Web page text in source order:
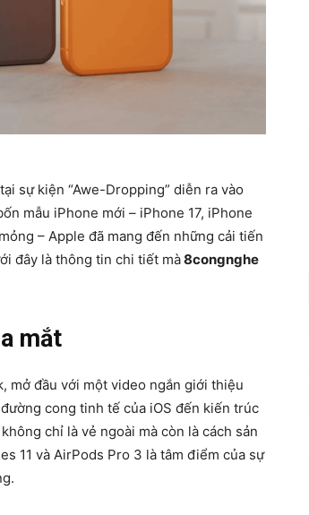
tại sự kiện “Awe-Dropping” diễn ra vào
mẫu iPhone mới – iPhone 17, iPhone
– Apple đã mang đến những cải tiến
đây là thông tin chi tiết mà8congnghe
mắt
mở đầu với một video ngắn giới thiệu
cong tinh tế của iOS đến kiến trúc
chỉ là vẻ ngoài mà còn là cách sản
11 và AirPods Pro 3 là tâm điểm của sự